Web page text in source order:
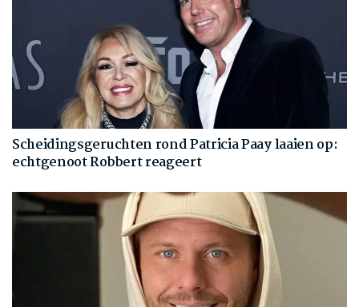
Scheidingsgeruchten rond Patricia Paay laaien op:
echtgenoot Robbert reageert